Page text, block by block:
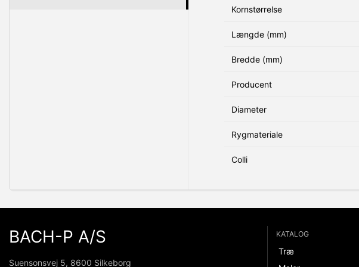
Kornstørrelse
Længde (mm)
Bredde (mm)
Producent
Diameter
Rygmateriale
Colli
BACH-P A/S
Suensonsvej 5, 8600 Silkeborg
KATALOG
Træ